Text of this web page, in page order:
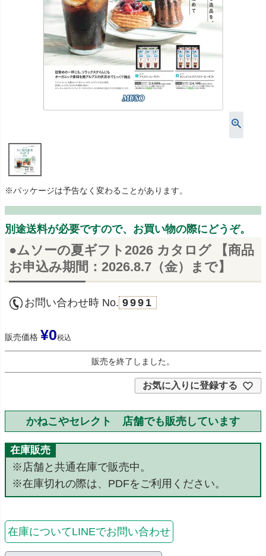
※パッケージは予告なく変わることがあります。
別途送料が必要ですので、お買い物の際にどうぞ。
●ムソーの夏ギフト2026 カタログ 【商品
お申込み期間：2026.8.7（金）まで】
お問い合わせ時 No. 9991
販売価格 ¥0税込
販売を終了しました。
お気に入りに登録する
かねこやセレクト 店舗でも販売しています
在庫販売
※店舗と共通在庫で販売中。
※在庫切れの際は、PDFをご利用ください。
在庫についてLINEでお問い合わせ